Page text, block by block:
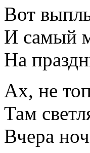
Вот
И самый
На
Ах, не
Там
Вчера